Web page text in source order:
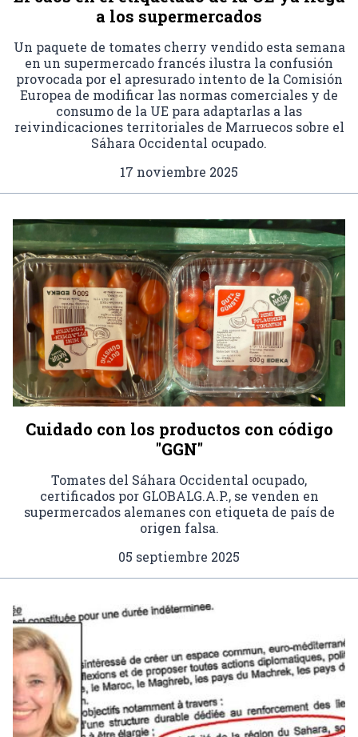
a los supermercados
Un paquete de tomates cherry vendido esta semana
en un supermercado francés ilustra la confusión
provocada por el apresurado intento de la Comisión
Europea de modificar las normas comerciales y de
consumo de la UE para adaptarlas a las
reivindicaciones territoriales de Marruecos sobre el
Sáhara Occidental ocupado.
17 noviembre 2025
Cuidado con los productos con código
"GGN"
Tomates del Sáhara Occidental ocupado,
certificados por GLOBALG.A.P., se venden en
supermercados alemanes con etiqueta de país de
origen falsa.
05 septiembre 2025